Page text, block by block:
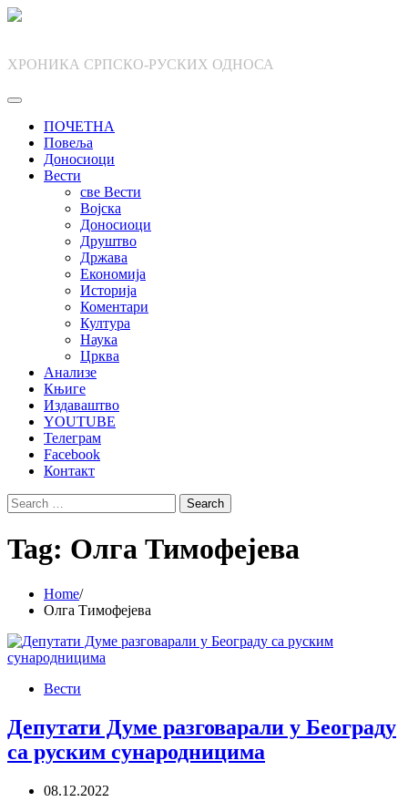
Skip
ХРОНИКА СРПСКО-РУСКИХ ОДНОСА
ПОЧЕТНА
Повеља
Доносиоци
Вести
све Вести
Војска
Доносиоци
Друштво
Држава
Економија
Историја
Коментари
Култура
Наука
Црква
Анализе
Књиге
Издаваштво
YOUTUBE
Телеграм
Facebook
Контакт
Search
for:
Tag: Олга Тимофејева
Home
Олга Тимофејева
Вести
Депутати Думе разговарали у Београду
са руским сународницима
08.12.2022